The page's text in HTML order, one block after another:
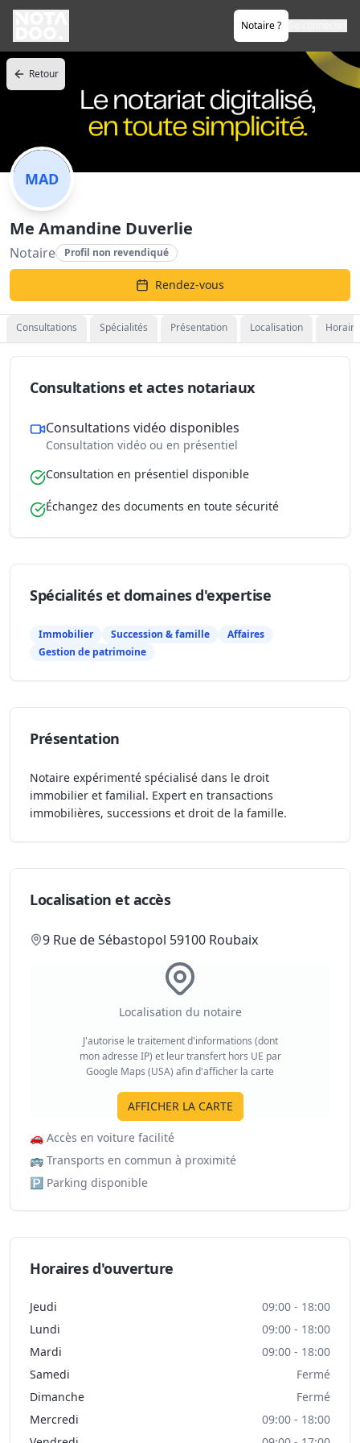
Notaire ?
Retour
MAD
Me Amandine Duverlie
Notaire Profil non revendiqué
Rendez-vous
Consultations Spécialités Présentation Localisation
Consultations et actes notariaux
Consultations vidéo disponibles
Consultation vidéo ou en présentiel
Consultation en présentiel disponible
Échangez des documents en toute sécurité
Spécialités et domaines d'expertise
Immobilier Succession & famille
Affaires
Gestion de patrimoine
Présentation
Notaire expérimenté spécialisé dans le droit
immobilier et familial. Expert en transactions
immobilières, successions et droit de la famille.
Localisation et accès
9 Rue de Sébastopol 59100 Roubaix
Localisation du notaire
J'autorise le traitement d'informations (dont
mon adresse IP) et leur transfert hors UE par
Google Maps (USA) afin d'afficher la carte
AFFICHER LA CARTE
🚗 Accès en voiture facilité
🚌 Transports en commun à proximité
🅿️ Parking disponible
Horaires d'ouverture
Jeudi
09:00 - 18:00
Lundi
09:00 - 18:00
Mardi
09:00 - 18:00
Samedi
Fermé
Dimanche
Fermé
Mercredi
09:00 - 18:00